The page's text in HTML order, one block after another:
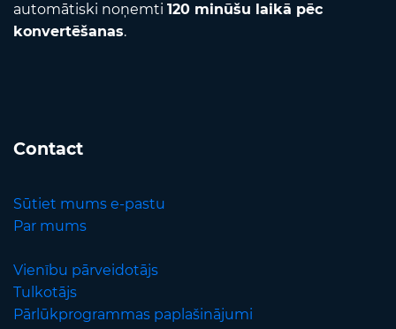
automātiski noņemti 120 minūšu laikā pēc
konvertēšanas.
Contact
Sūtiet mums e-pastu
Par mums
Vienību pārveidotājs
Tulkotājs
Pārlūkprogrammas paplašinājumi